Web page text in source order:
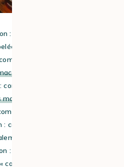
: comme le Cold Brew ou la
« cafetière à piston »).
le Cold Drip,
à café à grain
l’
le
comme l’
pour faire du café turc).
: comme la
cafetière italienne »).